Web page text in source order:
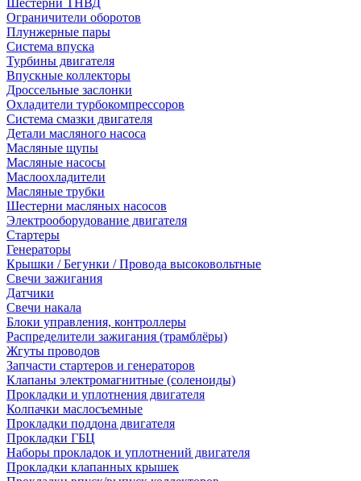
Шестерни ТНВД
Ограничители оборотов
Плунжерные пары
Система впуска
Турбины двигателя
Впускные коллекторы
Дроссельные заслонки
Охладители турбокомпрессоров
Система смазки двигателя
Детали масляного насоса
Масляные щупы
Масляные насосы
Маслоохладители
Масляные трубки
Шестерни масляных насосов
Электрооборудование двигателя
Стартеры
Генераторы
Крышки / Бегунки / Провода высоковольтные
Свечи зажигания
Датчики
Свечи накала
Блоки управления, контроллеры
Распределители зажигания (трамблёры)
Жгуты проводов
Запчасти стартеров и генераторов
Клапаны электромагнитные (соленоиды)
Прокладки и уплотнения двигателя
Колпачки маслосъемные
Прокладки поддона двигателя
Прокладки ГБЦ
Наборы прокладок и уплотнений двигателя
Прокладки клапанных крышек